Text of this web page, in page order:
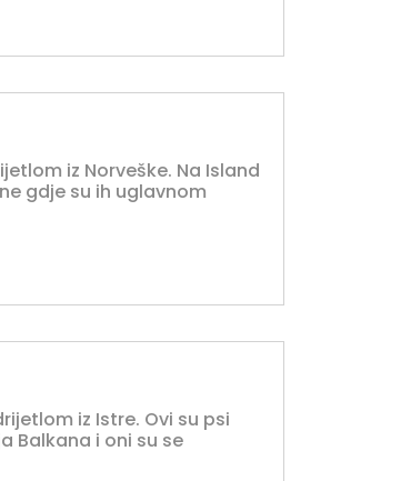
iz Norveške. Na Island
gdje su ih uglavnom
iz Istre. Ovi su psi
Balkana i oni su se